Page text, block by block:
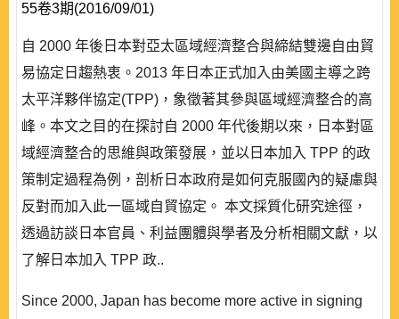
55卷3期(2016/09/01)
自 2000 年後日本對亞太區域經濟整合與締結雙邊自由貿
易協定日趨熱衷。2013 年日本正式加入由美國主導之跨
太平洋夥伴協定(TPP)，象徵著其參與區域經濟整合的高
峰。本文之目的在探討自 2000 年代後期以來，日本對區
域經濟整合的思維與政策發展，並以日本加入 TPP 的政
策制定過程為例，剖析日本政府是如何克服國內的疑慮與
反對而加入此一區域自貿協定。 本文採質化研究途徑，
透過訪談日本官員、利益團體與學者及分析相關文獻，以
了解日本加入 TPP 政..
Since 2000, Japan has become more active in signing